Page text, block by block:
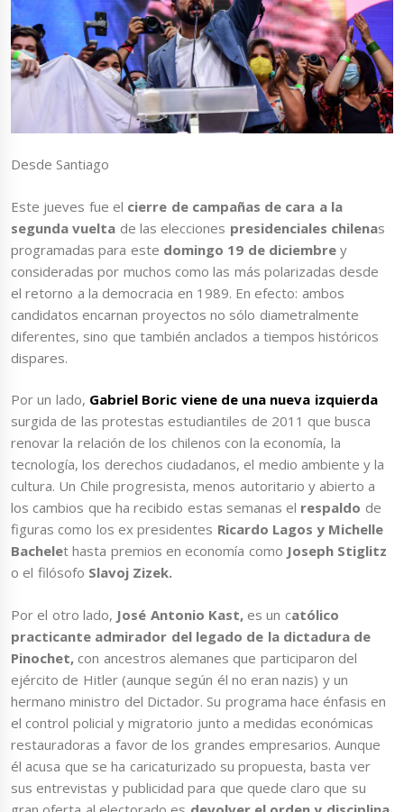
Desde Santiago
Este jueves fue el cierre de campañas de cara a la
segunda vuelta de las elecciones presidenciales chilenas
programadas para este domingo 19 de diciembrey
consideradas por muchos como las más polarizadas desde
el retorno a la democracia en 1989. En efecto: ambos
candidatos encarnan proyectos no sólo diametralmente
diferentes, sino que también anclados a tiempos históricos
dispares.
Por un lado, Gabriel Boric viene de una nueva izquierda
surgida de las protestas estudiantiles de 2011 que busca
renovar la relación de los chilenos con la economía, la
tecnología, los derechos ciudadanos, el medio ambiente y la
cultura. Un Chile progresista, menos autoritario y abierto a
los cambios que ha recibido estas semanas el respaldo de
figuras como los ex presidentes Ricardo Lagos y Michelle
Bachelet hasta premios en economía como Joseph Stiglitz
o el filósofo Slavoj Zizek.
Por el otro lado, José Antonio Kast,es un católico
practicante admirador del legado de la dictadura de
Pinochet, con ancestros alemanes que participaron del
ejército de Hitler (aunque según él no eran nazis) y un
hermano ministro del Dictador. Su programa hace énfasis en
el control policial y migratorio junto a medidas económicas
restauradoras a favor de los grandes empresarios. Aunque
él acusa que se ha caricaturizado su propuesta, basta ver
sus entrevistas y publicidad para que quede claro que su